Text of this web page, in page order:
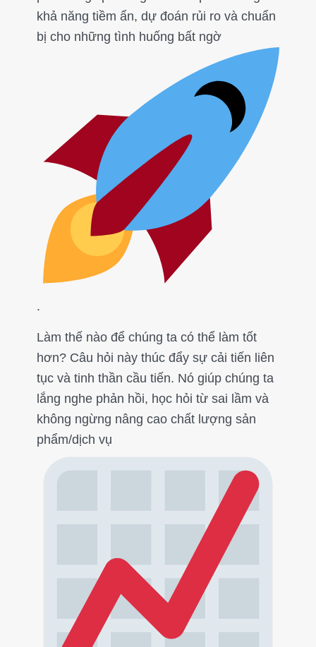
khả năng tiềm ẩn, dự đoán rủi ro và chuẩn
bị cho những tình huống bất ngờ
.
Làm thế nào để chúng ta có thể làm tốt
hơn? Câu hỏi này thúc đẩy sự cải tiến liên
tục và tinh thần cầu tiến. Nó giúp chúng ta
lắng nghe phản hồi, học hỏi từ sai lầm và
không ngừng nâng cao chất lượng sản
phẩm/dịch vụ